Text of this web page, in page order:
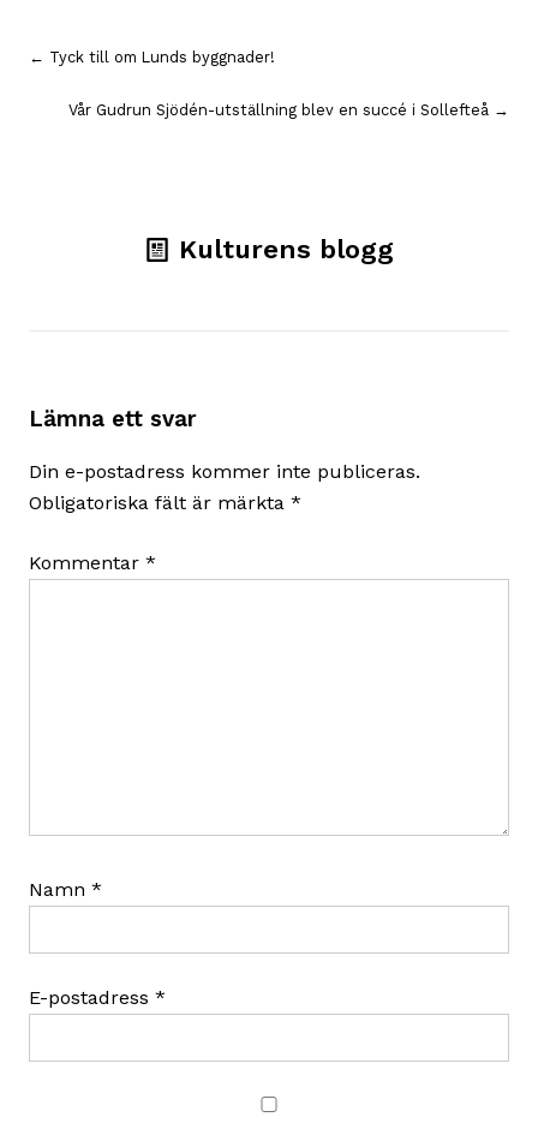
Inläggsnavigering
← Tyck till om Lunds byggnader!
Vår Gudrun Sjödén-utställning blev en succé i Sollefteå →
Kulturens blogg
Lämna ett svar
Din e-postadress kommer inte publiceras.
Obligatoriska fält är märkta *
Kommentar *
Namn *
E-postadress *